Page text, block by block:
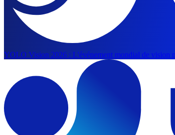
YOLO Vision 2026 : L'événement mondial de vision